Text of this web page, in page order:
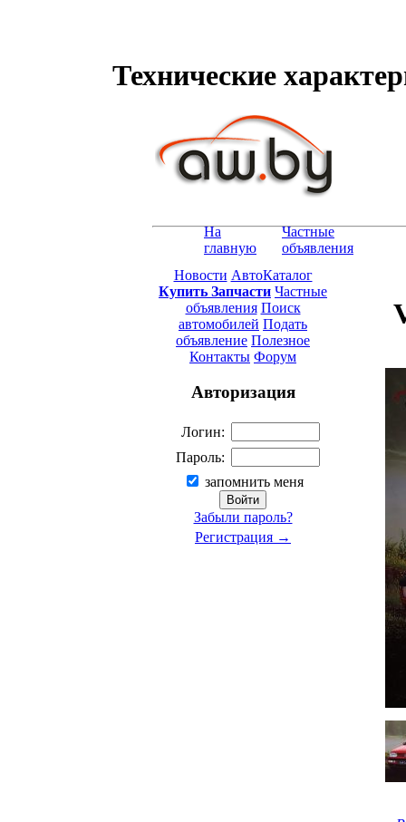
Технические
На
главную
Частные
объявления
Новости АвтоКаталог
Купить Запчасти Частные
объявления Поиск
автомобилей Подать
объявление Полезное
Контакты Форум
Авторизация
Логин:
Пароль:
запомнить меня
Забыли пароль?
Регистрация →